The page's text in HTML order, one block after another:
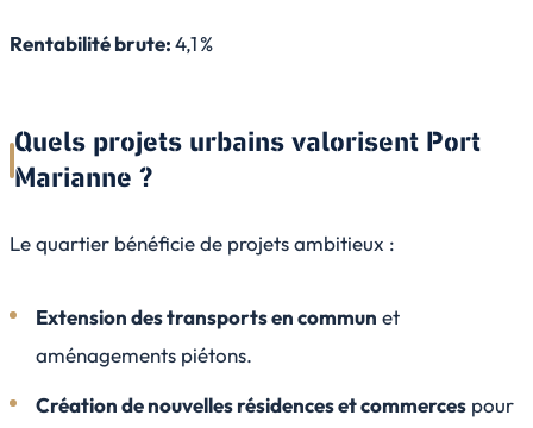
Rentabilité brute:4,1 %
Quels projets urbains valorisent Port
Marianne ?
Le quartier bénéficie de projets ambitieux :
Extension des transports en commun et
aménagements piétons.
Création de nouvelles résidences et commerces pour